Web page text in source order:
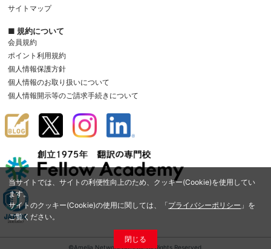
当サイトでは、サイトの利便性向上のため、クッキー(Cookie)を使用してい
ます。
サイトのクッキー(Cookie)の使用に関しては、「プライバシーポリシー 」を
ご覧ください。
閉じる
サイトマップ
■ 規約について
会員規約
ポイント利用規約
個人情報保護方針
個人情報のお取り扱いについて
個人情報開示等のご請求手続きについて
©Amelia Network Co.,Ltd. All Rights Reserved.